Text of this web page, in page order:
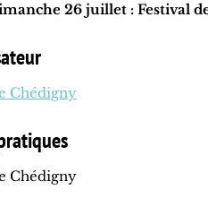
26 juillet : Festival
Chédigny
Chédigny